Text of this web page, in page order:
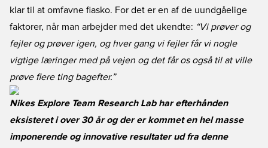
klar til at omfavne fiasko. For det er en af de uundgåelige
faktorer, når man arbejder med det ukendte: “Vi prøver og
fejler og prøver igen, og hver gang vi fejler får vi nogle
vigtige læringer med på vejen og det får os også til at ville
prøve flere ting bagefter.”
Nikes Explore Team Research Lab har efterhånden
eksisteret i over 30 år og der er kommet en hel masse
imponerende og innovative resultater ud fra denne